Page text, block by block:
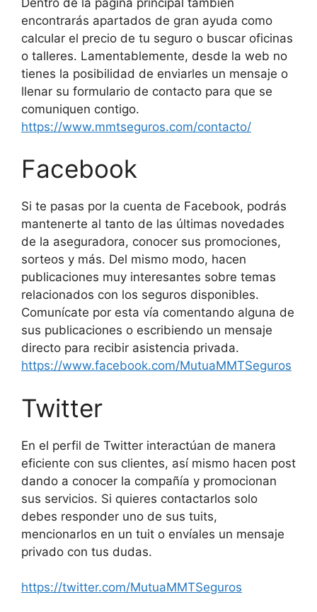
encontrarás apartados de gran ayuda como
calcular el precio de tu seguro o buscar oficinas
o talleres. Lamentablemente, desde la web no
tienes la posibilidad de enviarles un mensaje o
llenar su formulario de contacto para que se
comuniquen contigo.
https://www.mmtseguros.com/contacto/
Facebook
Si te pasas por la cuenta de Facebook, podrás
mantenerte al tanto de las últimas novedades
de la aseguradora, conocer sus promociones,
sorteos y más. Del mismo modo, hacen
publicaciones muy interesantes sobre temas
relacionados con los seguros disponibles.
Comunícate por esta vía comentando alguna de
sus publicaciones o escribiendo un mensaje
directo para recibir asistencia privada.
https://www.facebook.com/MutuaMMTSeguros
Twitter
En el perfil de Twitter interactúan de manera
eficiente con sus clientes, así mismo hacen post
dando a conocer la compañía y promocionan
sus servicios. Si quieres contactarlos solo
debes responder uno de sus tuits,
mencionarlos en un tuit o envíales un mensaje
privado con tus dudas.
https://twitter.com/MutuaMMTSeguros